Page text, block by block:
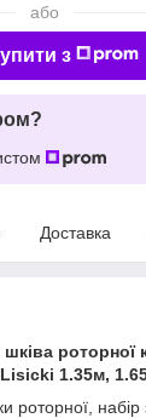
або
з
Доставка
роторної
Lisicki 1.35м,
роторної, набір